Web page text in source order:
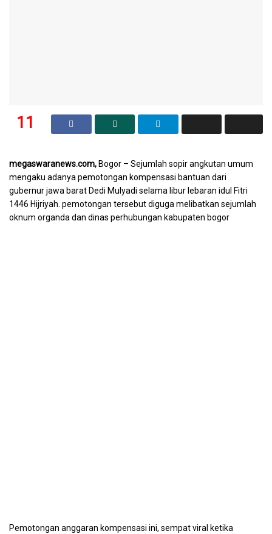
11
megaswaranews.com, Bogor – Sejumlah sopir angkutan umum
mengaku adanya pemotongan kompensasi bantuan dari
gubernur jawa barat Dedi Mulyadi selama libur lebaran idul Fitri
1446 Hijriyah. pemotongan tersebut diguga melibatkan sejumlah
oknum organda dan dinas perhubungan kabupaten bogor
Pemotongan anggaran kompensasi ini, sempat viral ketika